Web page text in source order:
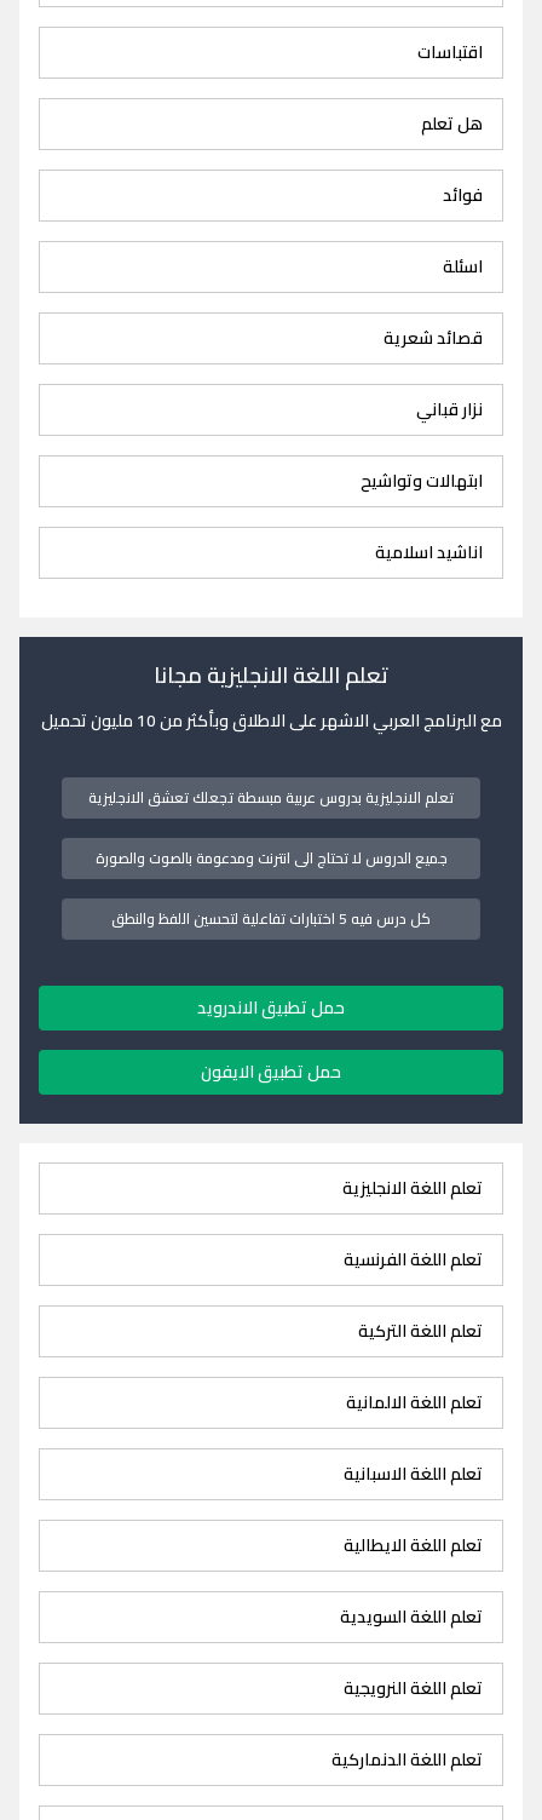
اقتباسات
هل تعلم
فوائد
اسئلة
قصائد شعرية
نزار قباني
ابتهالات وتواشيح
اناشيد اسلامية
تعلم اللغة الانجليزية مجانا
مع البرنامج العربي الاشهر على الاطلاق وبأكثر من 10 مليون تحميل
تعلم الانجليزية بدروس عربية مبسطة تجعلك تعشق الانجليزية
جميع الدروس لا تحتاج الى انترنت ومدعومة بالصوت والصورة
كل درس فيه 5 اختبارات تفاعلية لتحسين اللفظ والنطق
حمل تطبيق الاندرويد
حمل تطبيق الايفون
تعلم اللغة الانجليزية
تعلم اللغة الفرنسية
تعلم اللغة التركية
تعلم اللغة الالمانية
تعلم اللغة الاسبانية
تعلم اللغة الايطالية
تعلم اللغة السويدية
تعلم اللغة النرويجية
تعلم اللغة الدنماركية